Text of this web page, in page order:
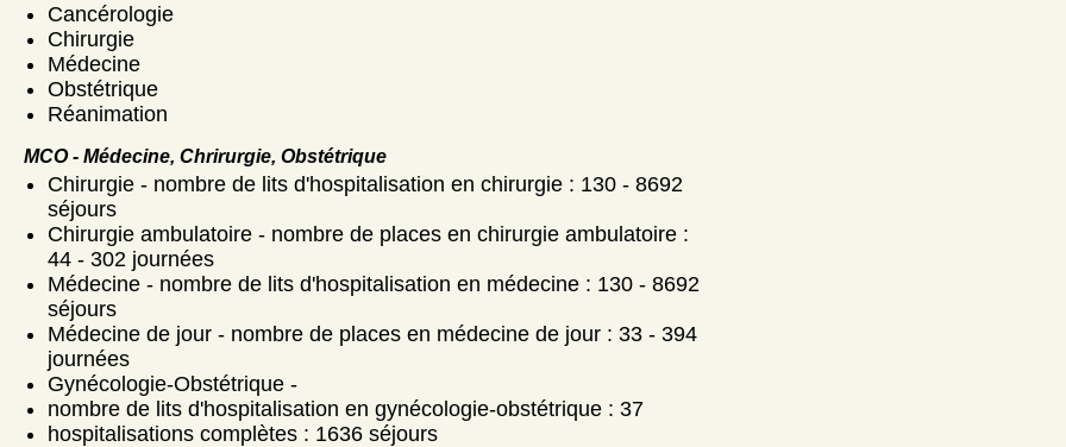
Cancérologie
Chirurgie
Médecine
Obstétrique
Réanimation
MCO - Médecine, Chrirurgie, Obstétrique
Chirurgie - nombre de lits d'hospitalisation en chirurgie : 130 - 8692
séjours
Chirurgie ambulatoire - nombre de places en chirurgie ambulatoire :
44 - 302 journées
Médecine - nombre de lits d'hospitalisation en médecine : 130 - 8692
séjours
Médecine de jour - nombre de places en médecine de jour : 33 - 394
journées
Gynécologie-Obstétrique -
nombre de lits d'hospitalisation en gynécologie-obstétrique : 37
hospitalisations complètes : 1636 séjours